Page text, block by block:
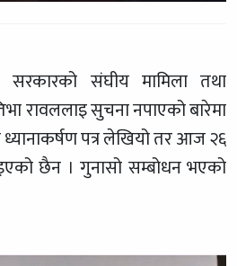
सरकारको संघीय मामिला तथा
रावललाइ सुचना नपाएको बारेमा
पत्र लेखियो तर आज २६
छैन । गुनासो सम्बोधन भएको